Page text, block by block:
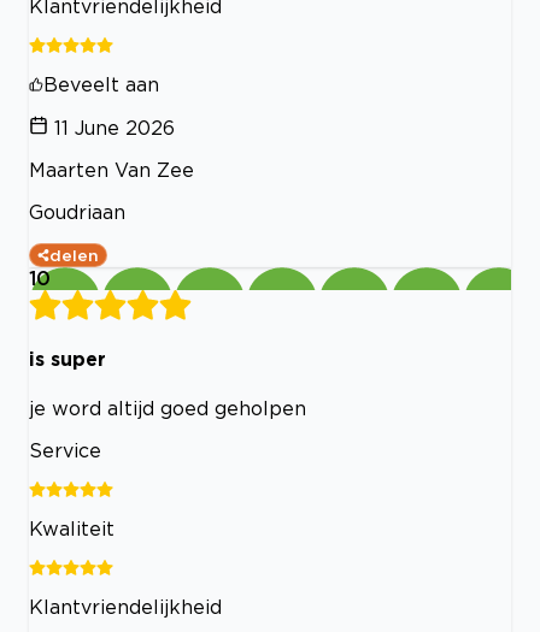
Klantvriendelijkheid
Beveelt aan
11 June 2026
Maarten Van Zee
Goudriaan
delen
10
is super
je word altijd goed geholpen
Service
Kwaliteit
Klantvriendelijkheid